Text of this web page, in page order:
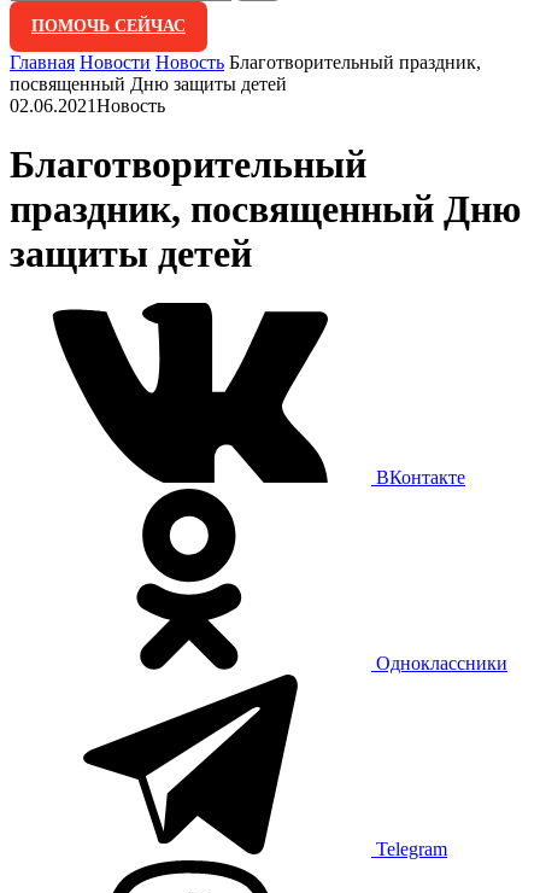
ПОМОЧЬ СЕЙЧАС
Главная Новости Новость Благотворительный праздник,
посвященный Дню защиты детей
02.06.2021Новость
Благотворительный
праздник, посвященный Дню
защиты детей
ВКонтакте
Одноклассники
Telegram